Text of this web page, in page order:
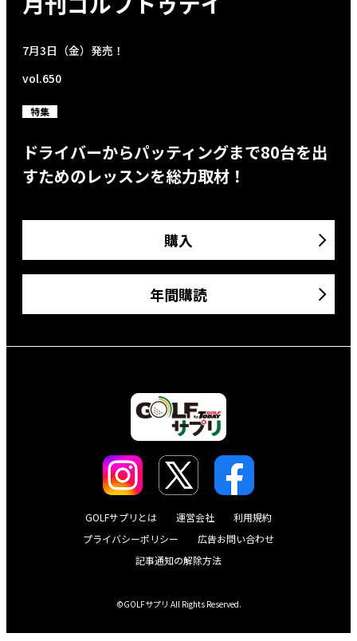
7月3日（金）発売！
vol.650
特集
ドライバーからパッティングまで80台を出
すためのレッスンを総力取材！
購入
年間購読
GOLFサプリとは 運営会社
利用規約
プライバシーポリシー
広告お問い合わせ
記事通知の解除方法
©GOLFサプリ All Rights Reserved.